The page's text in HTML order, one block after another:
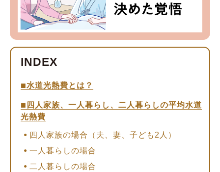
水道光熱費とは？
四人家族、一人暮らし、二人暮らしの平均水道
光熱費
四人家族の場合（夫、妻、子ども2人）
一人暮らしの場合
二人暮らしの場合